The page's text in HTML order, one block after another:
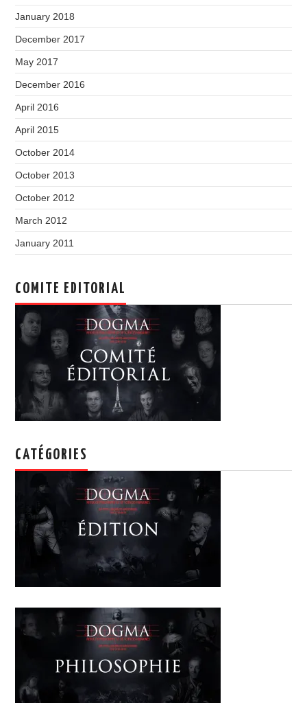
January 2018
December 2017
May 2017
December 2016
April 2016
April 2015
October 2014
October 2013
October 2012
March 2012
January 2011
COMITE EDITORIAL
CATÉGORIES